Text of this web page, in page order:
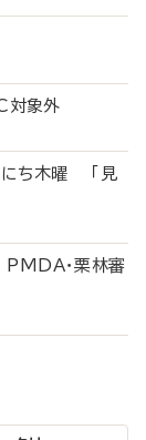
対象外
ち木曜 「見
・栗林審